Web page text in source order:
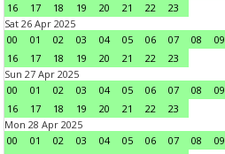
16
17 18 19 20 21 22
23
Sat 26 Apr 2025
00
01 02 03 04 05 06 07 08 09
16
17 18 19 20 21 22
23
Sun 27 Apr 2025
00
01 02 03 04 05 06 07 08 09
16
17 18 19 20 21 22
23
Mon 28 Apr 2025
00
01 02 03 04 05 06 07 08 09